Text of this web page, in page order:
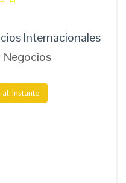
Internacionales
Negocios
Instante